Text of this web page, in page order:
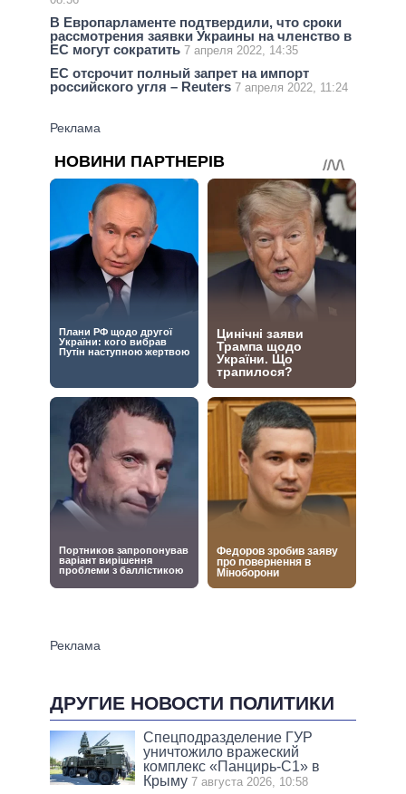
В Европарламенте подтвердили, что сроки
рассмотрения заявки Украины на членство в
ЕС могут сократить 7 апреля 2022, 14:35
ЕС отсрочит полный запрет на импорт
российского угля – Reuters 7 апреля 2022, 11:24
ДРУГИЕ НОВОСТИ ПОЛИТИКИ
Спецподразделение ГУР
уничтожило вражеский
комплекс «Панцирь-С1» в
Крыму 7 августа 2026, 10:58